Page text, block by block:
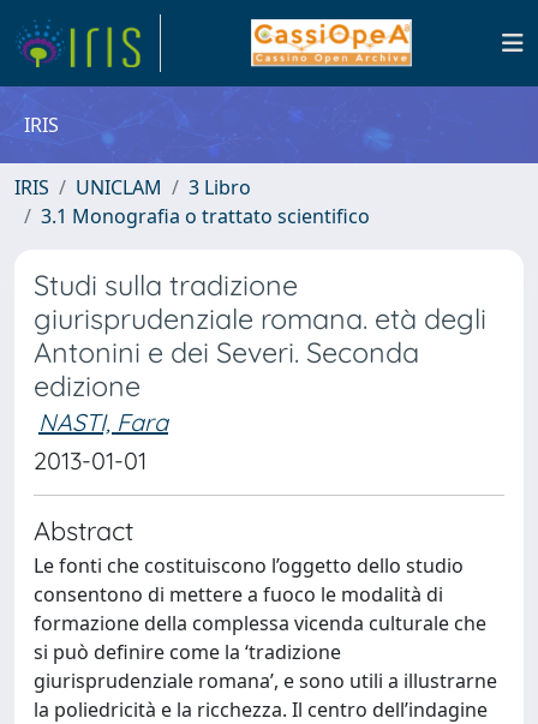
IRIS
IRIS UNICLAM
3 Libro
3.1 Monografia o trattato scientifico
Studi sulla tradizione
giurisprudenziale romana. età degli
Antonini e dei Severi. Seconda
edizione
NASTI, Fara
2013-01-01
Abstract
Le fonti che costituiscono l’oggetto dello studio
consentono di mettere a fuoco le modalità di
formazione della complessa vicenda culturale che
si può definire come la ‘tradizione
giurisprudenziale romana’, e sono utili a illustrarne
la poliedricità e la ricchezza. Il centro dell’indagine